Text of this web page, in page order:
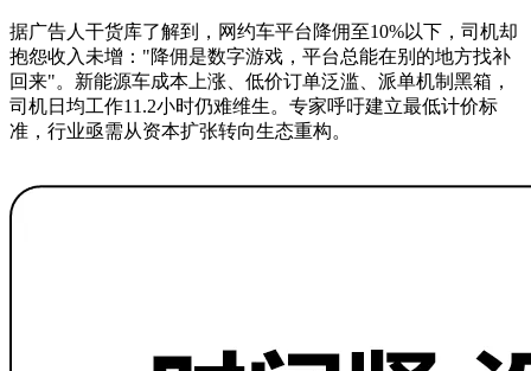
据广告人干货库了解到，网约车平台降佣至10%以下，司机却
抱怨收入未增："降佣是数字游戏，平台总能在别的地方找补
回来"。新能源车成本上涨、低价订单泛滥、派单机制黑箱，
司机日均工作11.2小时仍难维生。专家呼吁建立最低计价标
准，行业亟需从资本扩张转向生态重构。